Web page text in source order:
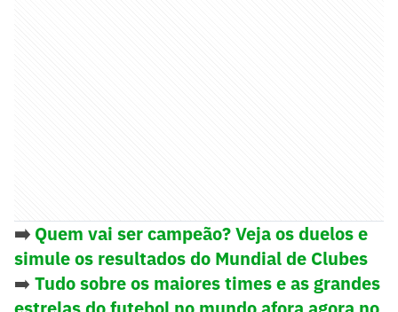
➡️ Quem vai ser campeão? Veja os duelos e
simule os resultados do Mundial de Clubes
➡️ Tudo sobre os maiores times e as grandes